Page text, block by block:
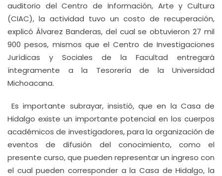
auditorio del Centro de Información, Arte y Cultura
(CIAC), la actividad tuvo un costo de recuperación,
explicó Álvarez Banderas, del cual se obtuvieron 27 mil
900 pesos, mismos que el Centro de Investigaciones
Jurídicas y Sociales de la Facultad entregará
íntegramente a la Tesorería de la Universidad
Michoacana.
Es importante subrayar, insistió, que en la Casa de
Hidalgo existe un importante potencial en los cuerpos
académicos de investigadores, para la organización de
eventos de difusión del conocimiento, como el
presente curso, que pueden representar un ingreso con
el cual pueden corresponder a la Casa de Hidalgo, la